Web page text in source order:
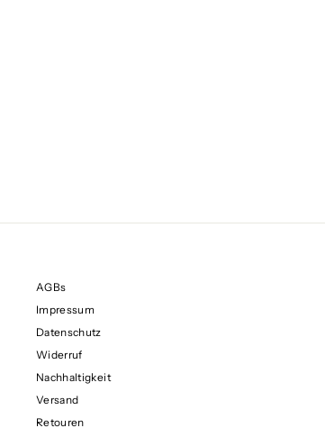
AGBs
Impressum
Datenschutz
Widerruf
Nachhaltigkeit
Versand
Retouren